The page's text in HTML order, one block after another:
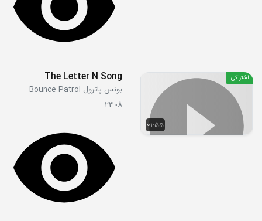
01:55
اشتراکی The Letter N Song
بونس پاترول Bounce Patrol
2308